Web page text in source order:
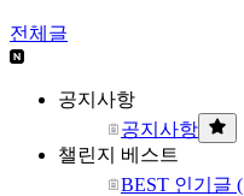
전체글
공지사항
공지사항
챌린지 베스트
BEST 인기글